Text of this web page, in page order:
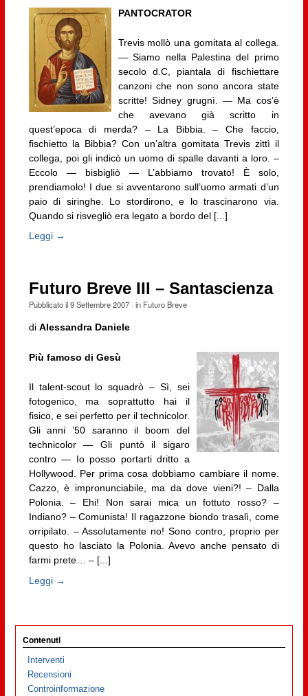
PANTOCRATOR
Trevis mollò una gomitata al collega.
— Siamo nella Palestina del primo
secolo d.C, piantala di fischiettare
canzoni che non sono ancora state
scritte! Sidney grugnì. — Ma cos’è
che avevano già scritto in
quest’epoca di merda? – La Bibbia. – Che faccio,
fischietto la Bibbia? Con un’altra gomitata Trevis zittì il
collega, poi gli indicò un uomo di spalle davanti a loro. –
Eccolo — bisbigliò — L’abbiamo trovato! È solo,
prendiamolo! I due si avventarono sull’uomo armati d’un
paio di siringhe. Lo stordirono, e lo trascinarono via.
Quando si risvegliò era legato a bordo del [...]
Leggi →
Futuro Breve III – Santascienza
Pubblicato il9 Settembre 2007· in Futuro Breve·
di Alessandra Daniele
Più famoso di Gesù
Il talent-scout lo squadrò – Sì, sei
fotogenico, ma soprattutto hai il
fisico, e sei perfetto per il technicolor.
Gli anni ’50 saranno il boom del
technicolor — Gli puntò il sigaro
contro — Io posso portarti dritto a
Hollywood. Per prima cosa dobbiamo cambiare il nome.
Cazzo, è impronunciabile, ma da dove vieni?! – Dalla
Polonia. – Ehi! Non sarai mica un fottuto rosso? –
Indiano? – Comunista! Il ragazzone biondo trasalì, come
orripilato. – Assolutamente no! Sono contro, proprio per
questo ho lasciato la Polonia. Avevo anche pensato di
farmi prete… – [...]
Leggi →
Contenuti
Interventi
Recensioni
Controinformazione